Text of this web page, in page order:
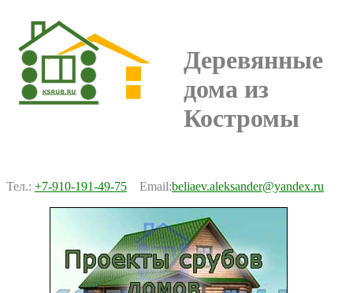
Деревянные
дома из
Костромы
Тел.: +7-910-191-49-75 Email:beliaev.aleksander@yandex.ru